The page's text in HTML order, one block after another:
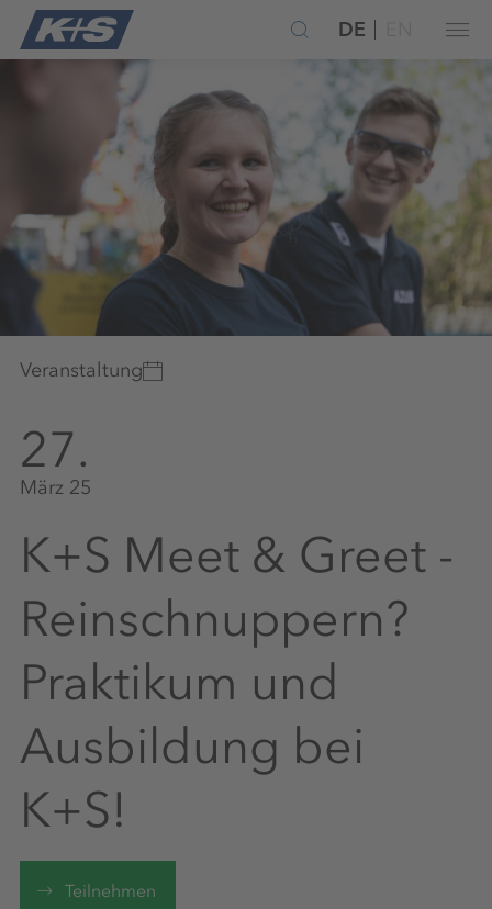
DE
Veranstaltung
27.
März 25
K+S Meet & Greet -
Reinschnuppern?
Praktikum und
Ausbildung bei
K+S!
Teilnehmen